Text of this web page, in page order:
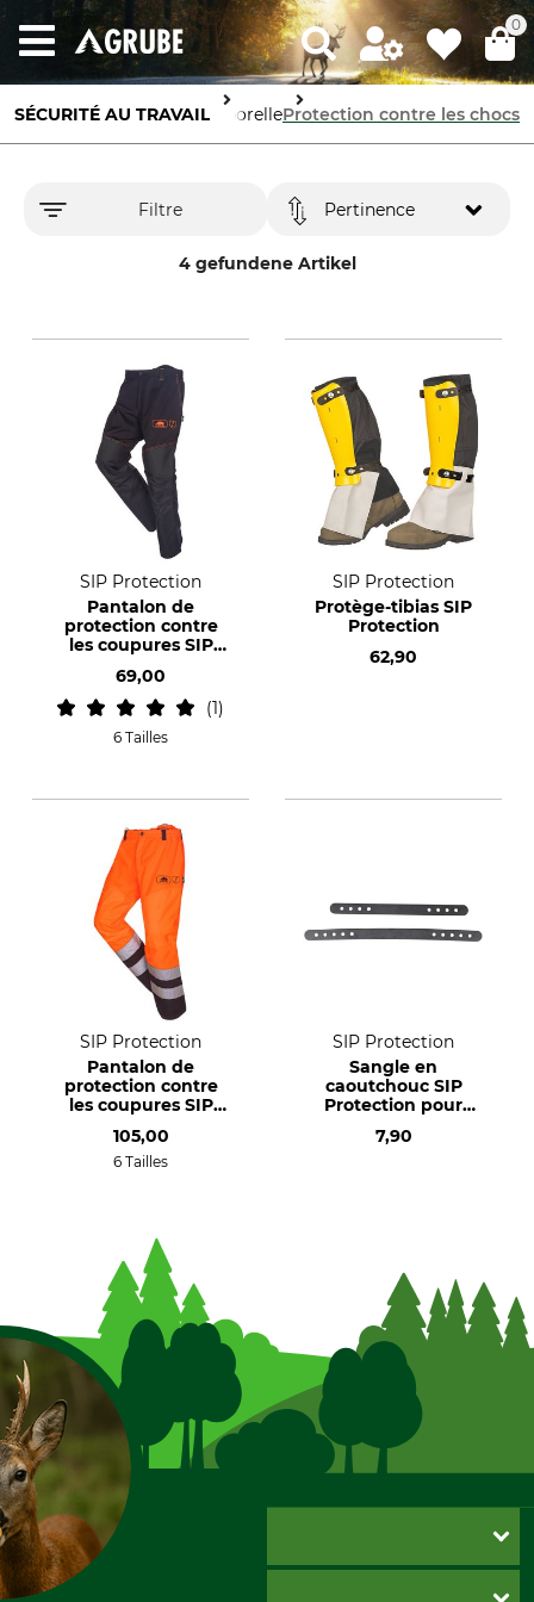
0
SÉCURITÉ AU TRAVAIL
Protection corporelleProtection contre les chocs
Filtre
4 gefundene Artikel
Pertinence
SIP Protection
Pantalon de
protection contre
les coupures SIP
69,00
1
6 Tailles
SIP Protection
Protège-tibias SIP
Protection
62,90
SIP Protection
Pantalon de
protection contre
les coupures SIP
Greenkeeper Vent
Flash
105,00
6 Tailles
SIP Protection
Sangle en
caoutchouc SIP
Protection pour
7,90
SERVICE CLIENTÈLE
Foire aux questions
INFORMATIONS